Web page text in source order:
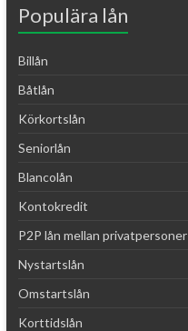
Populära lån
Billån
Båtlån
Körkortslån
Seniorlån
Blancolån
Kontokredit
P2P lån mellan privatpersoner
Nystartslån
Omstartslån
Korttidslån